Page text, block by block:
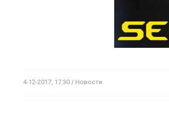
4-12-2017, 17:30 / Новости